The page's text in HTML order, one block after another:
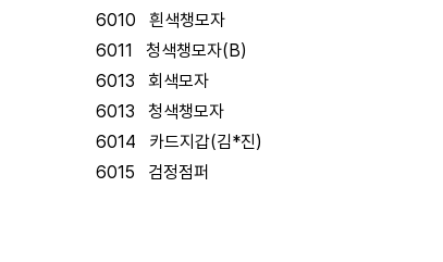
6010 흰색챙모자
6011 청색챙모자(B)
6013 회색모자
6013 청색챙모자
6014 카드지갑(김*진)
6015 검정점퍼